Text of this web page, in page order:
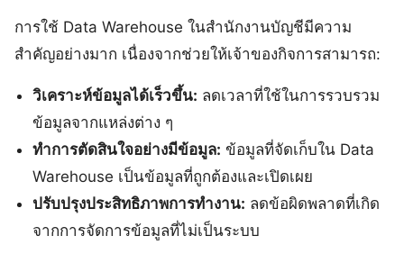
การใช้ Data Warehouse ในสำนักงานบัญชีมีความ
สำคัญอย่างมาก เนื่องจากช่วยให้เจ้าของกิจการสามารถ:
วิเคราะห์ข้อมูลได้เร็วขึ้น: ลดเวลาที่ใช้ในการรวบรวม
ข้อมูลจากแหล่งต่าง ๆ
ทำการตัดสินใจอย่างมีข้อมูล: ข้อมูลที่จัดเก็บใน Data
Warehouse เป็นข้อมูลที่ถูกต้องและเปิดเผย
ปรับปรุงประสิทธิภาพการทำงาน: ลดข้อผิดพลาดที่เกิด
จากการจัดการข้อมูลที่ไม่เป็นระบบ